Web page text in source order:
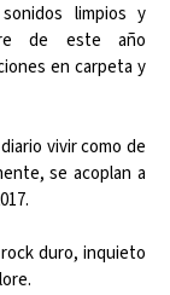
limpios y
de este año
en carpeta y
vivir como de
se acoplan a
duro, inquieto